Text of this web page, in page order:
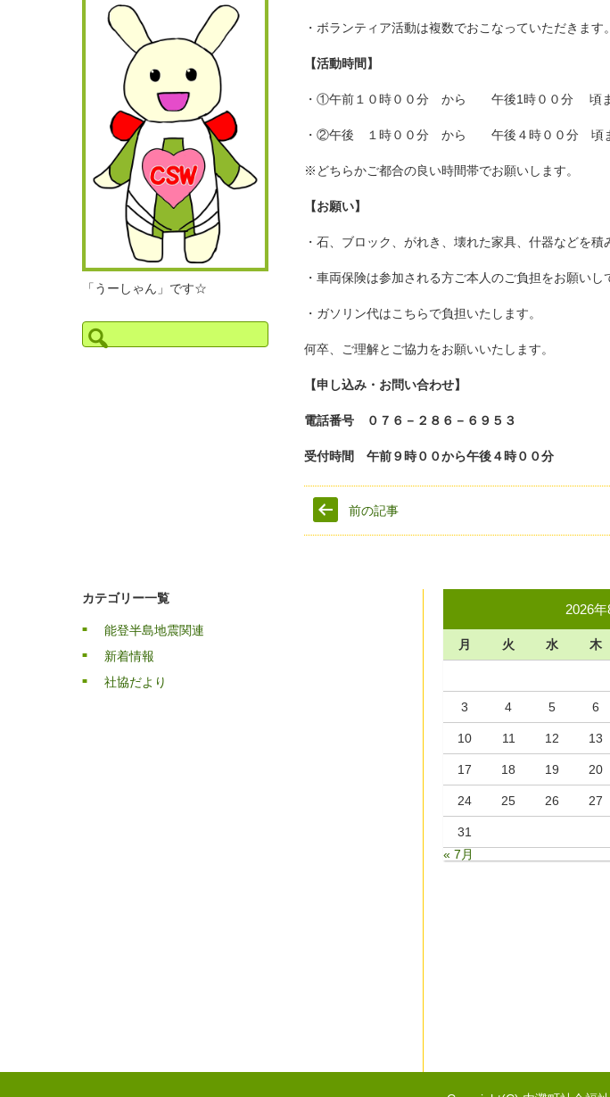
・ボランティア活動は複数でおこなっていただきます。
【活動時間】
・①午前１０時００分 から 午後1時００分 頃
・②午後 １時００分 から 午後４時００分 頃
※どちらかご都合の良い時間帯でお願いします。
【お願い】
・石、ブロック、がれき、壊れた家具、什器などを
・車両保険は参加される方ご本人のご負担をお願い
・ガソリン代はこちらで負担いたします。
何卒、ご理解とご協力をお願いいたします。
【申し込み・お問い合わせ】
電話番号 ０７６－２８６－６９５３
受付時間 午前９時００から午後４時００分
前の記事
「うーしゃん」です☆
検
索:
カテゴリー一覧
能登半島地震関連
新着情報
社協だより
2026年
月 火 水 木
3 4 5 6
10 11 12 13
17 18 19 20
24 25 26 27
31
« 7月